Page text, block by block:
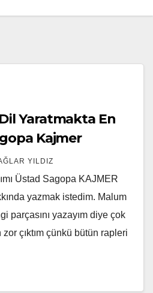
Yaratmakta En
Kajmer
YILDIZ
Üstad Sagopa KAJMER
yazmak istedim. Malum
parçasını yazayım diye çok
çıktım çünkü bütün rapleri